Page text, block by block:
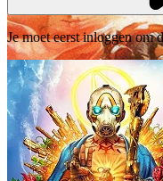
Je moet eerst inloggen om